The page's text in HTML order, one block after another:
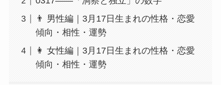
👨 男性編｜3月17日生まれの性格・恋愛
傾向・相性・運勢
👩 女性編｜3月17日生まれの性格・恋愛
傾向・相性・運勢